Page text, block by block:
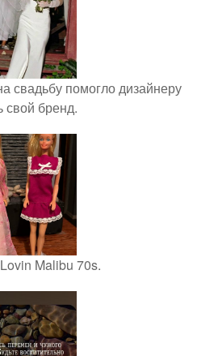
свадьбу помогло дизайнеру
свой бренд.
Malibu 70s.